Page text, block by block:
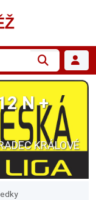
N +
KRÁLOVÉ